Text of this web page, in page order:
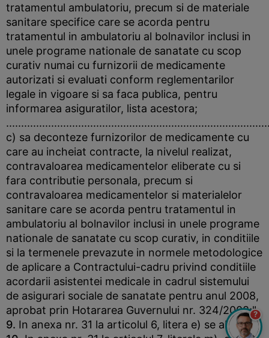
tratamentul ambulatoriu, precum si de materiale
sanitare specifice care se acorda pentru
tratamentul in ambulatoriu al bolnavilor inclusi in
unele programe nationale de sanatate cu scop
curativ numai cu furnizorii de medicamente
autorizati si evaluati conform reglementarilor
legale in vigoare si sa faca publica, pentru
informarea asiguratilor, lista acestora;
c) sa deconteze furnizorilor de medicamente cu
care au incheiat contracte, la nivelul realizat,
contravaloarea medicamentelor eliberate cu si
fara contributie personala, precum si
contravaloarea medicamentelor si materialelor
sanitare care se acorda pentru tratamentul in
ambulatoriu al bolnavilor inclusi in unele programe
nationale de sanatate cu scop curativ, in conditiile
si la termenele prevazute in normele metodologice
de aplicare a Contractului-cadru privind conditiile
acordarii asistentei medicale in cadrul sistemului
de asigurari sociale de sanatate pentru anul 2008,
aprobat prin Hotararea Guvernului nr. 324/2008;".
9. In anexa nr. 31 la articolul 6, litera e) se abroga.
?